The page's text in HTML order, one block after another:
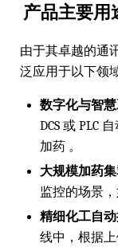
产品主要用
由于其卓越的通
泛应用于以下领
数字化与智
DCS 或 PLC
加药 。
大规模加药
监控的场景
精细化工自动
线中，根据